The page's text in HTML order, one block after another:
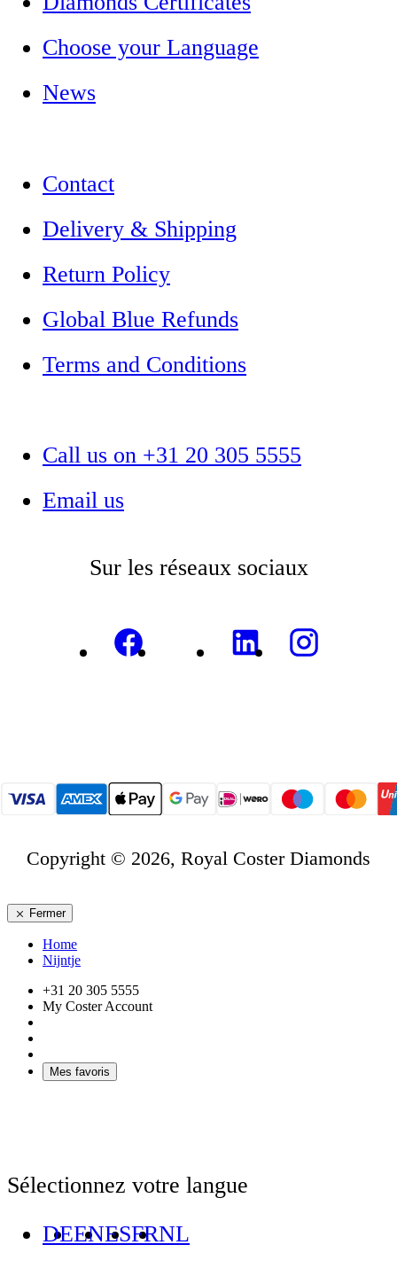
Choose your Language
News
Contact
Delivery & Shipping
Return Policy
Global Blue Refunds
Terms and Conditions
Call us on +31 20 305 5555
Email us
Sur les réseaux sociaux
Copyright © 2026, Royal Coster Diamonds
Fermer
Home
Nijntje
+31 20 305 5555
My Coster Account
Mes favoris
Sélectionnez votre langue
DEENESFRNL